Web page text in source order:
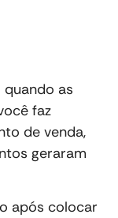
as
faz
de venda,
geraram
após colocar